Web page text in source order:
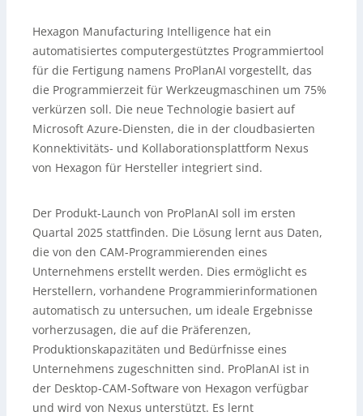
Hexagon Manufacturing Intelligence hat ein
automatisiertes computergestütztes Programmiertool
für die Fertigung namens ProPlanAI vorgestellt, das
die Programmierzeit für Werkzeugmaschinen um 75%
verkürzen soll. Die neue Technologie basiert auf
Microsoft Azure-Diensten, die in der cloudbasierten
Konnektivitäts- und Kollaborationsplattform Nexus
von Hexagon für Hersteller integriert sind.
Der Produkt-Launch von ProPlanAI soll im ersten
Quartal 2025 stattfinden. Die Lösung lernt aus Daten,
die von den CAM-Programmierenden eines
Unternehmens erstellt werden. Dies ermöglicht es
Herstellern, vorhandene Programmierinformationen
automatisch zu untersuchen, um ideale Ergebnisse
vorherzusagen, die auf die Präferenzen,
Produktionskapazitäten und Bedürfnisse eines
Unternehmens zugeschnitten sind. ProPlanAI ist in
der Desktop-CAM-Software von Hexagon verfügbar
und wird von Nexus unterstützt. Es lernt